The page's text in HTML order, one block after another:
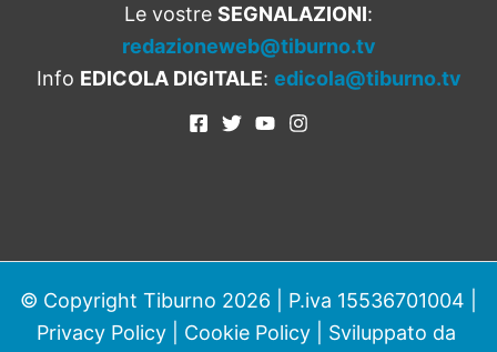
Le vostre SEGNALAZIONI:
redazioneweb@tiburno.tv
Info EDICOLA DIGITALE: edicola@tiburno.tv
© Copyright Tiburno 2026 | P.iva 15536701004 |
Privacy Policy| Cookie Policy| Sviluppato da